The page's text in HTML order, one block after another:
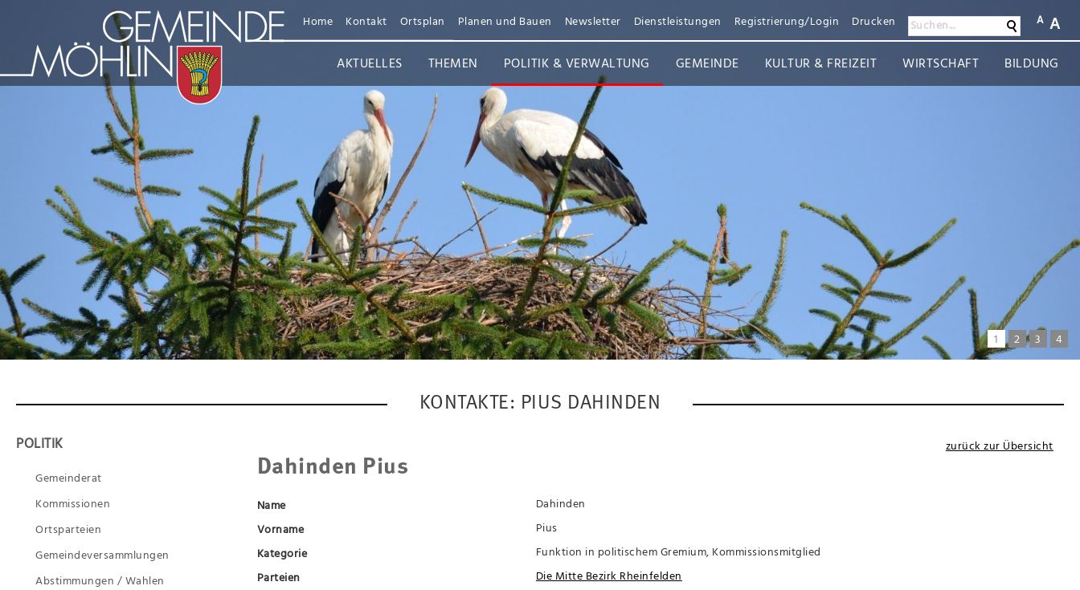
A A
Suchen...
Home Kontakt Ortsplan Planen und Bauen Newsletter Dienstleistungen Registrierung/Login DruckenSuchen
AKTUELLES THEMEN POLITIK & VERWALTUNG GEMEINDE KULTUR & FREIZEIT WIRTSCHAFT BILDUNG
1 2 3 4
KONTAKTE: PIUS DAHINDEN
POLITIK
Gemeinderat
Kommissionen
Ortsparteien
Gemeindeversammlungen
Abstimmungen / Wahlen
zurück zur Übersicht
Dahinden Pius
Name
Dahinden
Vorname
Pius
Kategorie
Funktion in politischem Gremium, Kommissionsmitglied
Parteien
Die Mitte Bezirk Rheinfelden